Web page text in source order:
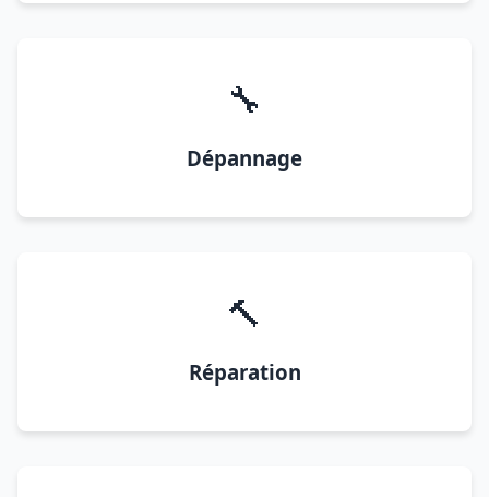
🔧
Dépannage
🔨
Réparation